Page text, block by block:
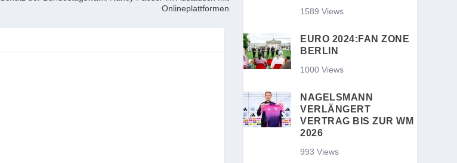
Onlineplattformen
1589 Views
EURO 2024:FAN ZONE
BERLIN
1000 Views
NAGELSMANN
VERLÄNGERT
VERTRAG BIS ZUR WM
2026
993 Views